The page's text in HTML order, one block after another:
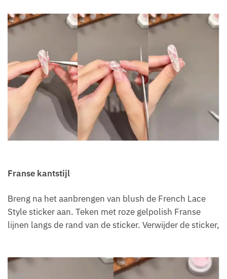
Franse kantstijl
Breng na het aanbrengen van blush de French Lace
Style sticker aan. Teken met roze gelpolish Franse
lijnen langs de rand van de sticker. Verwijder de sticker,